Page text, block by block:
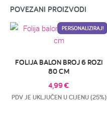
POVEZANI PROIZVODI
PERSONALIZIRAJ!
FOLIJA BALON BROJ 6 ROZI
80 CM
4,99€
PDV JE UKLJUČEN U CIJENU (25%)